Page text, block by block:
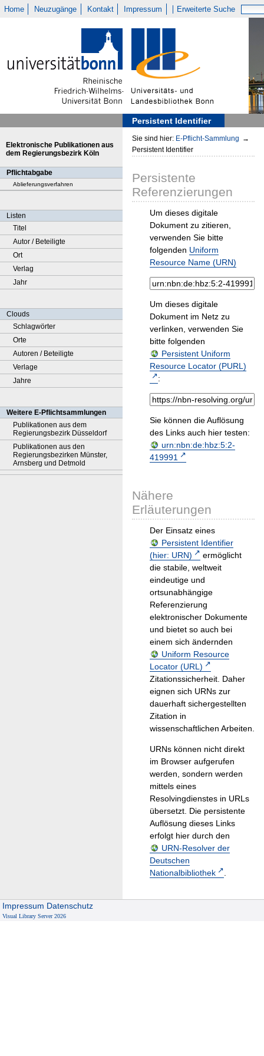
Home Neuzugänge Kontakt Impressum Erweiterte Suche
Persistent Identifier
Elektronische Publikationen aus
dem Regierungsbezirk Köln
Pflichtabgabe
Ablieferungsverfahren
Listen
Titel
Autor / Beteiligte
Ort
Verlag
Jahr
Clouds
Schlagwörter
Orte
Autoren / Beteiligte
Verlage
Jahre
Weitere E-Pflichtsammlungen
Publikationen aus dem
Regierungsbezirk Düsseldorf
Publikationen aus den
Regierungsbezirken Münster,
Arnsberg und Detmold
Sie sind hier: E-Pflicht-Sammlung →
Persistent Identifier
Persistente
Referenzierungen
Um dieses digitale
Dokument zu zitieren,
verwenden Sie bitte
folgenden Uniform
Resource Name (URN)
Um dieses digitale
Dokument im Netz zu
verlinken, verwenden Sie
bitte folgenden
Persistent Uniform
Resource Locator (PURL)
:
Sie können die Auflösung
des Links auch hier testen:
urn:nbn:de:hbz:5:2-
419991
Nähere
Erläuterungen
Der Einsatz eines
Persistent Identifier
(hier: URN)
ermöglicht
die stabile, weltweit
eindeutige und
ortsunabhängige
Referenzierung
elektronischer Dokumente
und bietet so auch bei
einem sich ändernden
Uniform Resource
Locator (URL)
Zitationssicherheit. Daher
eignen sich URNs zur
dauerhaft sichergestellten
Zitation in
wissenschaftlichen Arbeiten.
URNs können nicht direkt
im Browser aufgerufen
werden, sondern werden
mittels eines
Resolvingdienstes in URLs
übersetzt. Die persistente
Auflösung dieses Links
erfolgt hier durch den
URN-Resolver der
Deutschen
Nationalbibliothek
.
Impressum Datenschutz
Visual Library Server 2026